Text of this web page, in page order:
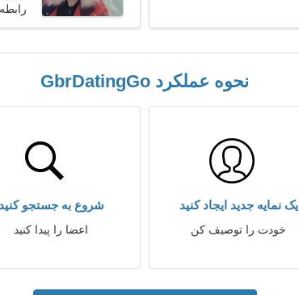
نحوه عملکرد GbrDatingGo
یک نمایه جدید ایجاد کنید
خودت را توصیف کن
شروع به جستجو کنید
اعضا را پیدا کنید